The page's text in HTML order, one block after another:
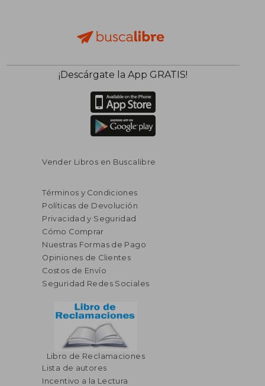
$ 36.35 45%
45%
dcto.
$ 51.77
$ 28.47
¡Descárgate la App GRATIS!
Vender Libros en Buscalibre
Términos y Condiciones
Políticas de Devolución
Privacidad y Seguridad
Cómo Comprar
Nuestras Formas de Pago
Opiniones de Clientes
Costos de Envío
Seguridad Redes Sociales
Libro de Reclamaciones
Lista de autores
Incentivo a la Lectura